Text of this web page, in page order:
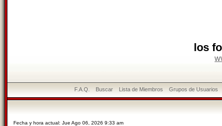
los
F.A.Q. Buscar Lista de Miembros Grupos de Usuarios
Fecha y hora actual: Jue Ago 06, 2026 9:33 am